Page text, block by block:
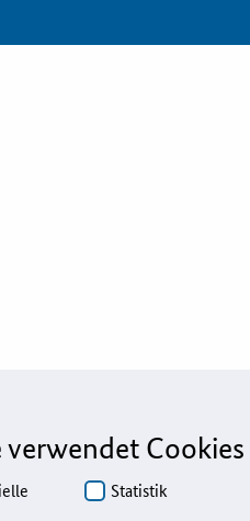
verwendet Cookies
Statistik